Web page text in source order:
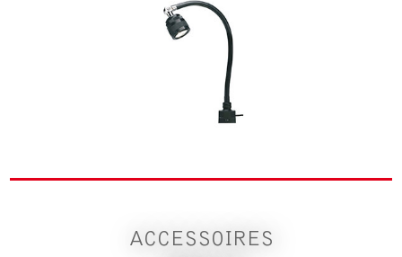
ACCESSOIRES
ACCESSOIRE POUR SOLUS 9